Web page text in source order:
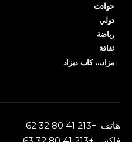
حوادث
دولي
رياضة
ثقافة
مزاد… كاب ديزاد
هاتف: +213 41 80 32 62